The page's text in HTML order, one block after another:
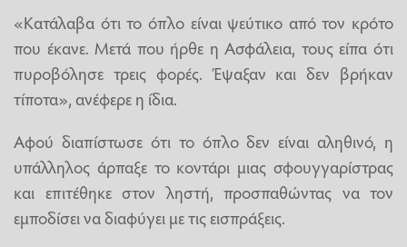
«Κατάλαβα ότι το όπλο είναι ψεύτικο από τον κρότο
που έκανε. Μετά που ήρθε η Ασφάλεια, τους είπα ότι
πυροβόλησε τρεις φορές. Έψαξαν και δεν βρήκαν
τίποτα», ανέφερε η ίδια.
Αφού διαπίστωσε ότι το όπλο δεν είναι αληθινό, η
υπάλληλος άρπαξε το κοντάρι μιας σφουγγαρίστρας
και επιτέθηκε στον ληστή, προσπαθώντας να τον
εμποδίσει να διαφύγει με τις εισπράξεις.